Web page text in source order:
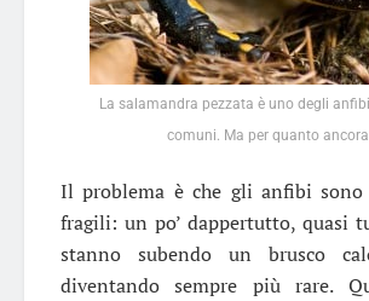
La salamandra pezzata è uno degli
comuni. Ma per quanto
Il problema è che gli anfibi
fragili: un po’ dappertutto, quasi
stanno subendo un brusco
diventando sempre più rare.